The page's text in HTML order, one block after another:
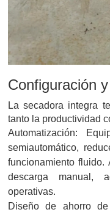
Configuración
La secadora integra
tanto la productividad
Automatización:
semiautomático,
funcionamiento fluido.
descarga manual,
operativas.
Diseño de ahorro